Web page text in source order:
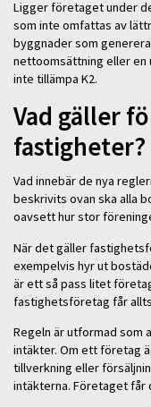
Ligger företaget under
som inte omfattas av
byggnader som
nettoomsättning eller en
inte tillämpa K2.
Vad gäller
fastigheter?
Vad innebär de nya
beskrivits ovan ska alla
oavsett hur stor
När det gäller
exempelvis hyr ut
är ett så pass litet
fastighetsföretag får
Regeln är utformad som
intäkter. Om ett företag
tillverkning eller
intäkterna. Företaget får